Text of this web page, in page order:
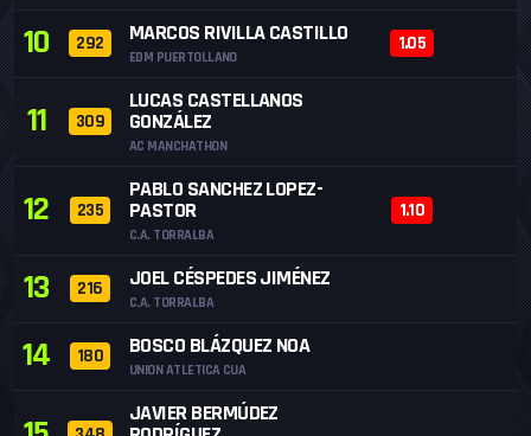
10 292 MARCOS RIVILLA CASTILLO
EDM PUERTOLLANO
1.05
11 309
LUCAS CASTELLANOS
GONZÁLEZ
AC MANCHATHON
12 235
PABLO SANCHEZ LOPEZ-
PASTOR
C.A. TORRALBA
1.10
13 216 JOEL CÉSPEDES JIMÉNEZ
C.A. TORRALBA
14 180 BOSCO BLÁZQUEZ NOA
UNION ATLETICA CUA
JAVIER BERMÚDEZ